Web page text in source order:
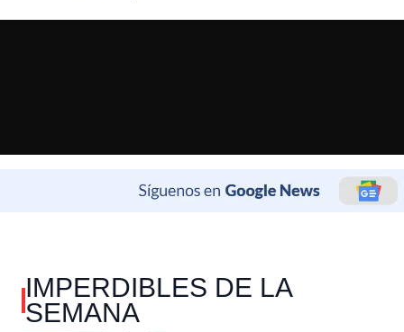
IMPERDIBLES DE LA
SEMANA